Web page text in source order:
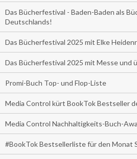
Das Bücherfestival - Baden-Baden als
Deutschlands!
Das Bücherfestival 2025 mit Elke
Das Bücherfestival 2025 mit Messe und
Promi-Buch Top- und Flop-Liste
Media Control kürt BookTok Bestseller
Media Control Nachhaltigkeits-Buch-
#BookTok Bestsellerliste für den Monat